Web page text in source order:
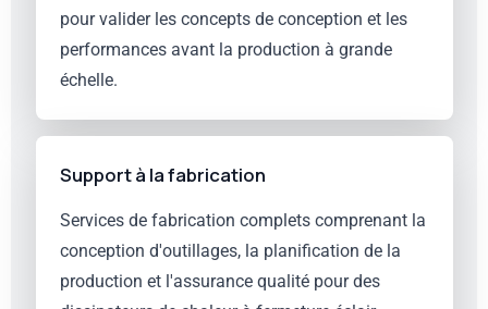
pour valider les concepts de conception et les
performances avant la production à grande
échelle.
Support à la fabrication
Services de fabrication complets comprenant la
conception d'outillages, la planification de la
production et l'assurance qualité pour des